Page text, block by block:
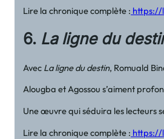
Lire la chronique complète : https://
6. La ligne du
Avec La ligne du destin, Romuald
Alougba et Agossou s’aiment
Une œuvre qui séduira les lecteurs
Lire la chronique complète : https://